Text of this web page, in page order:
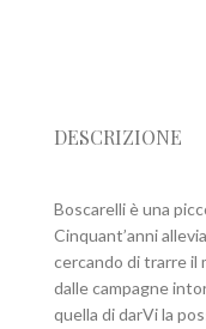
DESCRIZIONE
Boscarelli è una
Cinquant’anni
cercando di trarre il
dalle campagne
quella di darVi la